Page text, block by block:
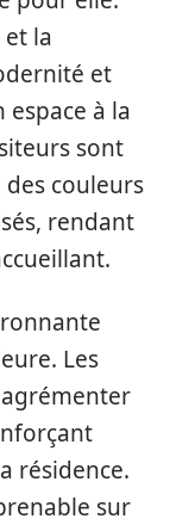
la
et
à la
sont
couleurs
rendant
Les
résidence.
sur